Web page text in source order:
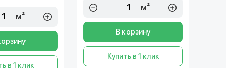
м²
в 1 клик
м²
В корзину
Купить в 1 клик